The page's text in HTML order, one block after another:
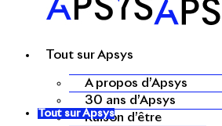
Tout sur Apsys
A propos d’Apsys
30 ans d’Apsys
Raison d’être
Tout sur Apsys